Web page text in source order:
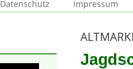
Datenschutz Impressum